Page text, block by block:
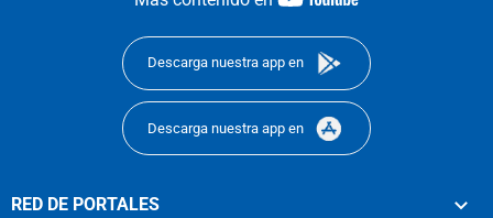
Descarga nuestra app en
Descarga nuestra app en
RED DE PORTALES